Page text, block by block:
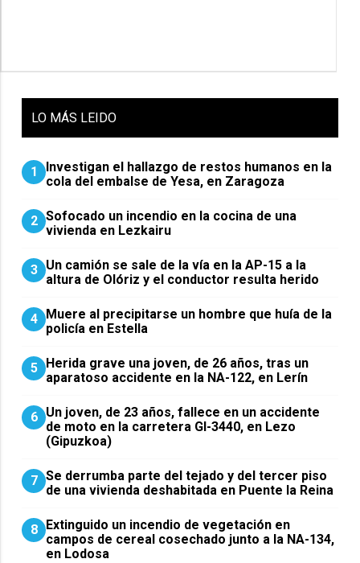
LO MÁS LEIDO
1
Investigan el hallazgo de restos humanos en la
cola del embalse de Yesa, en Zaragoza
2 Sofocado un incendio en la cocina de una
vivienda en Lezkairu
3 Un camión se sale de la vía en la AP-15 a la
altura de Olóriz y el conductor resulta herido
4
Muere al precipitarse un hombre que huía de la
policía en Estella
5
Herida grave una joven, de 26 años, tras un
aparatoso accidente en la NA-122, en Lerín
6 Un joven, de 23 años, fallece en un accidente
de moto en la carretera GI-3440, en Lezo
(Gipuzkoa)
7 Se derrumba parte del tejado y del tercer piso
de una vivienda deshabitada en Puente la Reina
8
Extinguido un incendio de vegetación en
campos de cereal cosechado junto a la NA-134,
en Lodosa